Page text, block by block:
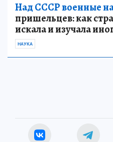
Над СССР военные
пришельцев: как
искала и изучала
НАУКА